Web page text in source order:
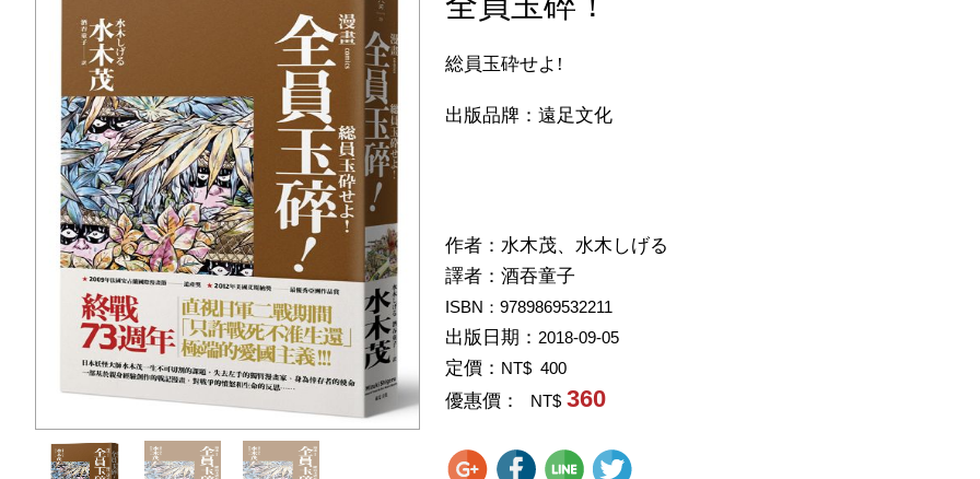
総員玉砕せよ!
出版品牌：遠足文化
作者： 水木茂、水木しげる
譯者： 酒吞童子
ISBN：9789869532211
出版日期： 2018-09-05
定價： NT$ 400
優惠價： NT$ 360